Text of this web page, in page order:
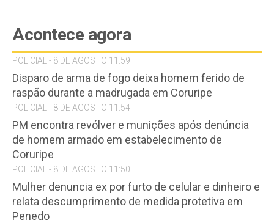
Acontece agora
POLICIAL - 8 DE AGOSTO 11:59
Disparo de arma de fogo deixa homem ferido de
raspão durante a madrugada em Coruripe
POLICIAL - 8 DE AGOSTO 11:54
PM encontra revólver e munições após denúncia
de homem armado em estabelecimento de
Coruripe
POLICIAL - 8 DE AGOSTO 11:50
Mulher denuncia ex por furto de celular e dinheiro e
relata descumprimento de medida protetiva em
Penedo